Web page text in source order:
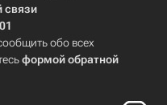
связи
обо всех
формой обратной